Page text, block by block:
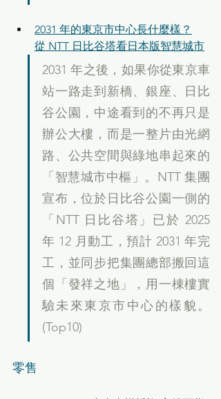
2031 年的東京市中心長什麼樣？
從 NTT 日比谷塔看日本版智慧城市
2031 年之後，如果你從東京車
站一路走到新橋、銀座、日比
谷公園，中途看到的不再只是
辦公大樓，而是一整片由光網
路、公共空間與綠地串起來的
「智慧城市中樞」。NTT 集團
宣布，位於日比谷公園一側的
「NTT 日比谷塔」已於 2025
年 12 月動工，預計 2031 年完
工，並同步把集團總部搬回這
個「發祥之地」，用一棟樓實
驗未來東京市中心的樣貌。
(Top10)
零售